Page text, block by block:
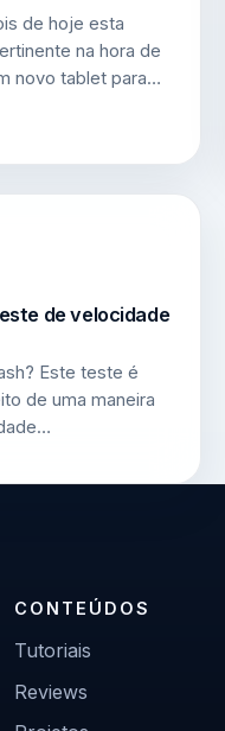
de hoje esta
na hora de
novo tablet para…
de velocidade
Este teste é
de uma maneira
CONTEÚDOS
Tutoriais
Reviews